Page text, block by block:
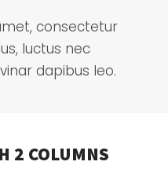
consectetur
luctus nec
dapibus leo.
2 COLUMNS